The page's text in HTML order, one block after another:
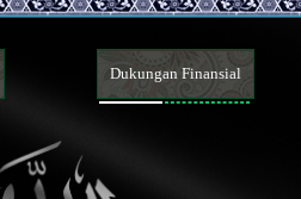
seksual
pendidikan anak
Dukungan Finansial